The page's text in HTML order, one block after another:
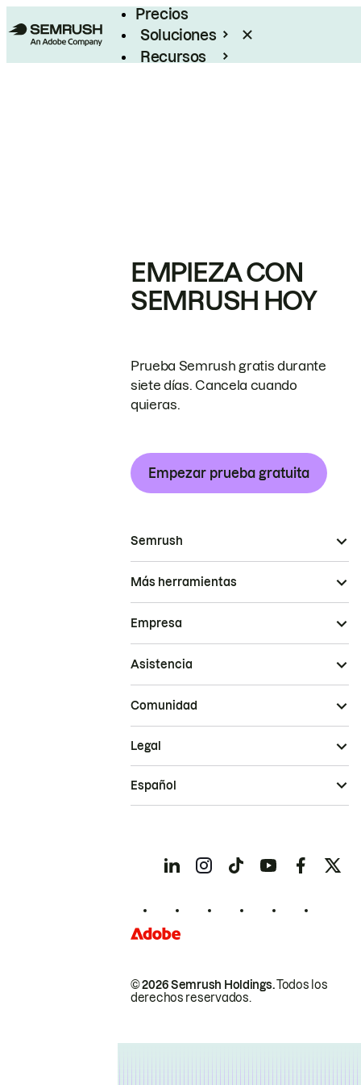
Precios
Soluciones
Recursos
EMPIEZA CON
SEMRUSH HOY
Prueba Semrush gratis durante
siete días. Cancela cuando
quieras.
Empezar prueba gratuita
Semrush
Más herramientas
Empresa
Asistencia
Comunidad
© 2026 Semrush Holdings.Todos los
derechos reservados.
Legal
Español